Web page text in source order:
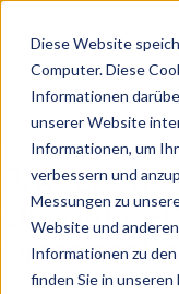
Diese Website
Computer. Diese
Informationen
unserer Website
Informationen, um
verbessern und
Messungen zu
Website und
Informationen zu
finden Sie in
07.11.2025
Brauchen
als